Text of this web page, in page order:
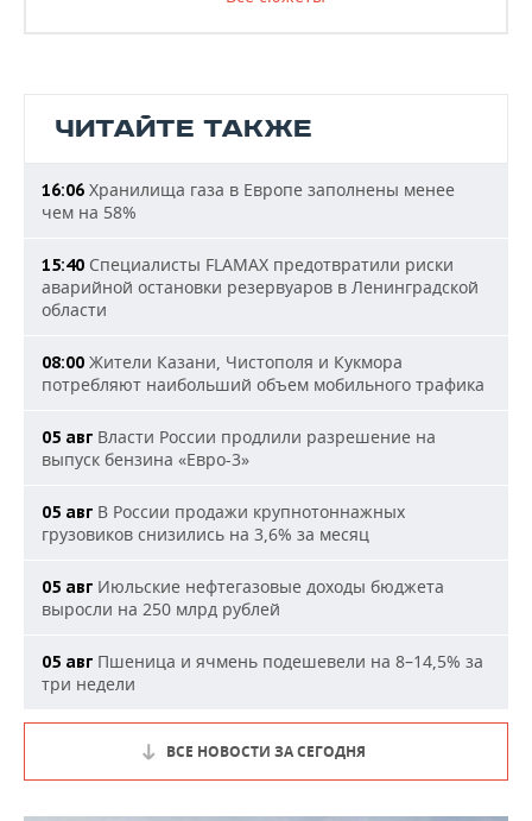
ЧИТАЙТЕ ТАКЖЕ
16:06 Хранилища газа в Европе заполнены менее
чем на 58%
15:40 Специалисты FLAMAX предотвратили риски
аварийной остановки резервуаров в Ленинградской
области
08:00 Жители Казани, Чистополя и Кукмора
потребляют наибольший объем мобильного трафика
05 авг Власти России продлили разрешение на
выпуск бензина «Евро-3»
05 авг В России продажи крупнотоннажных
грузовиков снизились на 3,6% за месяц
05 авг Июльские нефтегазовые доходы бюджета
выросли на 250 млрд рублей
05 авг Пшеница и ячмень подешевели на 8–14,5% за
три недели
ВСЕ НОВОСТИ ЗА СЕГОДНЯ